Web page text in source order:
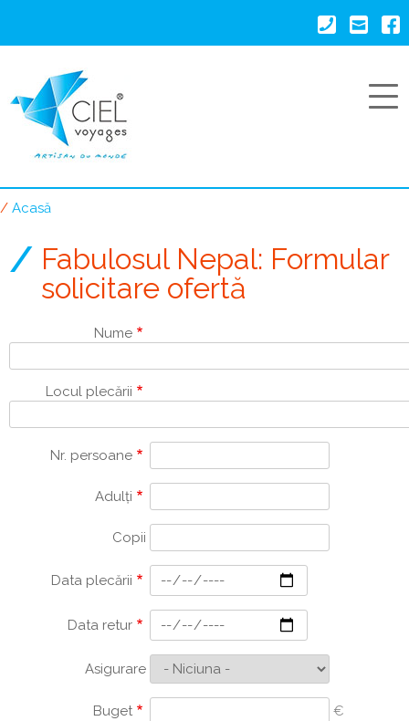
conţinutul
Acasă
Fabulosul Nepal: Formular
solicitare ofertă
Nume
Locul plecării
Nr. persoane
Adulți
Copii
Data plecării
Data retur
Asigurare
Buget €